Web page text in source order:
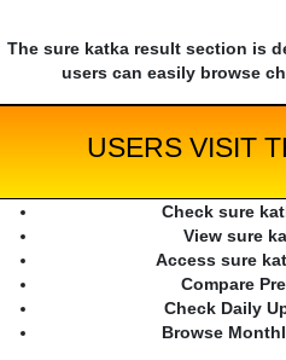
The sure katka result section is
users can easily browse
USERS VISIT
Check sure
View sure
Access sure
Compare
Check Daily
Browse